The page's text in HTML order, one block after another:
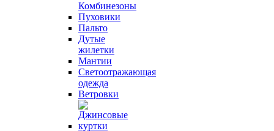
Комбинезоны
Пуховики
Пальто
Дутые
жилетки
Мантии
Светоотражающая
одежда
Ветровки